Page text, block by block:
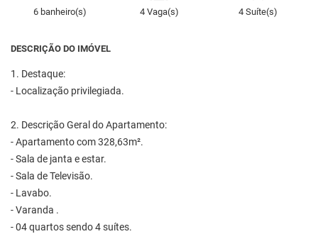
6 banheiro(s) 4 Vaga(s) 4 Suíte(s)
DESCRIÇÃO DO IMÓVEL
1. Destaque:
- Localização privilegiada.
2. Descrição Geral do Apartamento:
- Apartamento com 328,63m².
- Sala de janta e estar.
- Sala de Televisão.
- Lavabo.
- Varanda .
- 04 quartos sendo 4 suítes.